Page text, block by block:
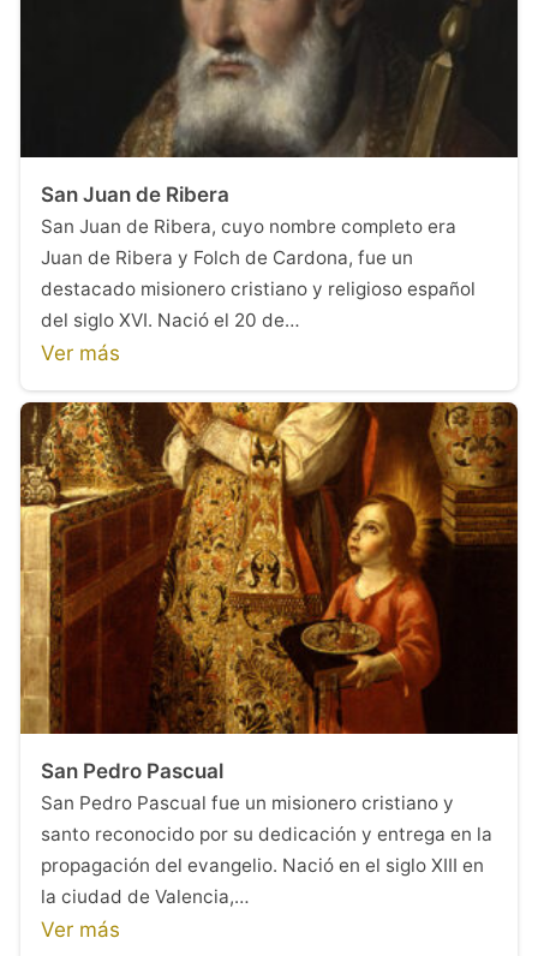
San Juan de Ribera
San Juan de Ribera, cuyo nombre completo era
Juan de Ribera y Folch de Cardona, fue un
destacado misionero cristiano y religioso español
del siglo XVI. Nació el 20 de…
Ver más
San Pedro Pascual
San Pedro Pascual fue un misionero cristiano y
santo reconocido por su dedicación y entrega en la
propagación del evangelio. Nació en el siglo XIII en
la ciudad de Valencia,…
Ver más